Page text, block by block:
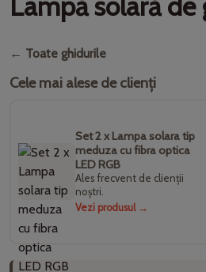
← Toate ghidurile
Cele mai alese de clienți
Set 2 x Lampa solara tip
meduza cu fibra optica
LED RGB
Ales frecvent de clienții
noștri.
Vezi produsul →